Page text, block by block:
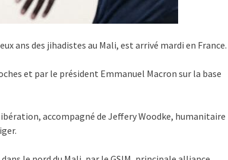
ans des jihadistes au Mali, est arrivé mardi en France.
et par le président Emmanuel Macron sur la base
accompagné de Jeffery Woodke, humanitaire